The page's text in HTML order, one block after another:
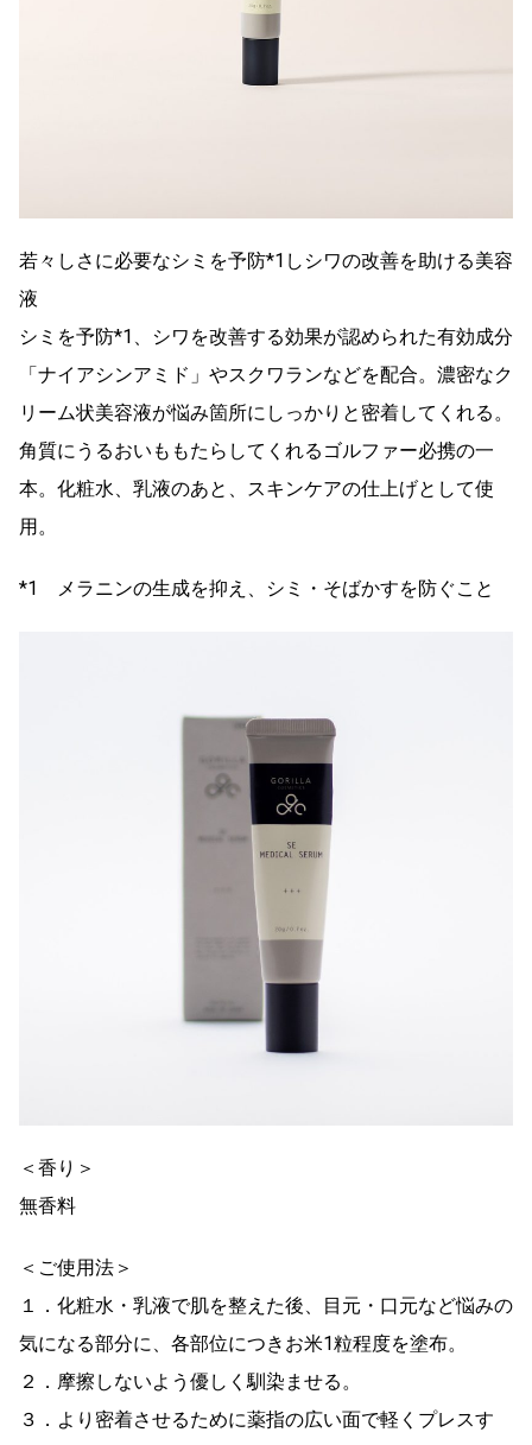
若々しさに必要なシミを予防*1しシワの改善を助ける美容
液
シミを予防*1、シワを改善する効果が認められた有効成分
「ナイアシンアミド」やスクワランなどを配合。濃密なク
リーム状美容液が悩み箇所にしっかりと密着してくれる。
角質にうるおいももたらしてくれるゴルファー必携の一
本。化粧水、乳液のあと、スキンケアの仕上げとして使
用。
*1 メラニンの生成を抑え、シミ・そばかすを防ぐこと
＜香り＞
無香料
＜ご使用法＞
１．化粧水・乳液で肌を整えた後、目元・口元など悩みの
気になる部分に、各部位につきお米1粒程度を塗布。
２．摩擦しないよう優しく馴染ませる。
３．より密着させるために薬指の広い面で軽くプレスす